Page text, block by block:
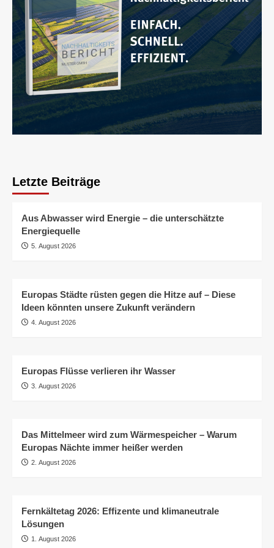
Letzte Beiträge
Aus Abwasser wird Energie – die unterschätzte
Energiequelle
5. August 2026
Europas Städte rüsten gegen die Hitze auf – Diese
Ideen könnten unsere Zukunft verändern
4. August 2026
Europas Flüsse verlieren ihr Wasser
3. August 2026
Das Mittelmeer wird zum Wärmespeicher – Warum
Europas Nächte immer heißer werden
2. August 2026
Fernkältetag 2026: Effizente und klimaneutrale
Lösungen
1. August 2026